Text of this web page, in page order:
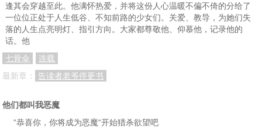
逢其会穿越至此。他满怀热爱，并将这份人心温暖不偏不倚的分给了
一位位正处于人生低谷、不知前路的少女们。关爱、教导，为她们失
落的人生点亮明灯、指引方向。大家都尊敬他、仰慕他，记录他的
话。他
七骨伞
连载
最新章：
告读者老爷停更书
他们都叫我恶魔
“恭喜你，你将成为恶魔“开始猎杀欲望吧